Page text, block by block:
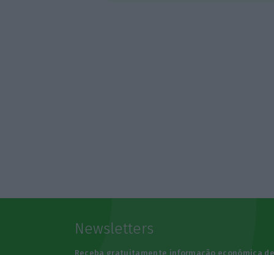
Newsletters
Receba gratuitamente informação económica de